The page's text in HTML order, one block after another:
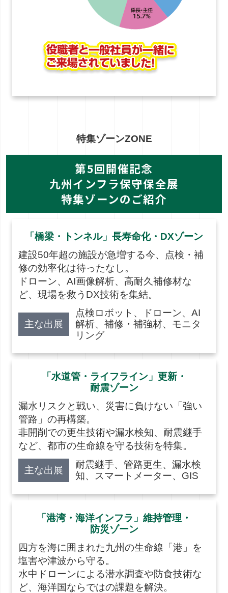
特集ゾーンZONE
第5回開催記念
九州インフラ保守保全展
特集ゾーンのご紹介
「橋梁・トンネル」長寿命化・DXゾーン
建設50年超の施設が急増する今、点検・補
修の効率化は待ったなし。
ドローン、AI画像解析、高耐久補修材な
ど、現場を救うDX技術を集結。
主な出展
点検ロボット、ドローン、AI
解析、補修・補強材、モニタ
リング
「水道管・ライフライン」更新・
耐震ゾーン
漏水リスクと戦い、災害に負けない「強い
管路」の再構築。
非開削での更生技術や漏水検知、耐震継手
など、都市の生命線を守る技術を特集。
主な出展
耐震継手、管路更生、漏水検
知、スマートメーター、GIS
「港湾・海洋インフラ」維持管理・
防災ゾーン
四方を海に囲まれた九州の生命線「港」を
塩害や津波から守る。
水中ドローンによる潜水調査や防食技術な
ど、海洋国ならではの課題を解決。